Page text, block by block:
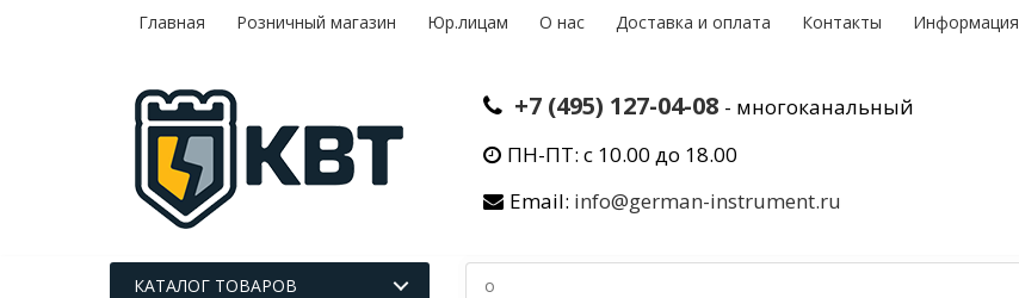
Главная Розничный магазин Юр.лицам О нас Доставка и оплата Контакты Информация
+7 (495) 127-04-08 - многоканальный
ПН-ПТ: с 10.00 до 18.00
Email: info@german-instrument.ru
КАТАЛОГ ТОВАРОВ